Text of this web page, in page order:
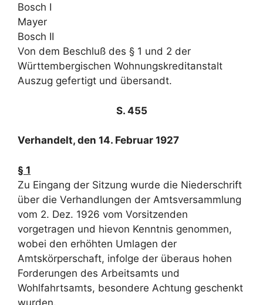
Bosch I
Mayer
Bosch II
Von dem Beschluß des § 1 und 2 der
Württembergischen Wohnungskreditanstalt
Auszug gefertigt und übersandt.
S. 455
Verhandelt, den 14. Februar 1927
§ 1
Zu Eingang der Sitzung wurde die Niederschrift
über die Verhandlungen der Amtsversammlung
vom 2. Dez. 1926 vom Vorsitzenden
vorgetragen und hievon Kenntnis genommen,
wobei den erhöhten Umlagen der
Amtskörperschaft, infolge der überaus hohen
Forderungen des Arbeitsamts und
Wohlfahrtsamts, besondere Achtung geschenkt
wurden.